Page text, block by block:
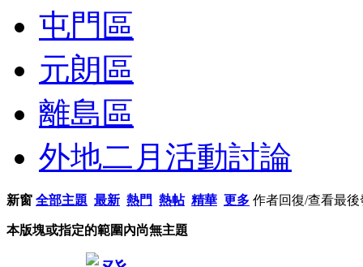
屯門區
元朗區
離島區
外地二月活動討論
新窗 全部主題 最新 熱門 熱帖 精華 更多 作者回復/查看最後
本版塊或指定的範圍內尚無主題